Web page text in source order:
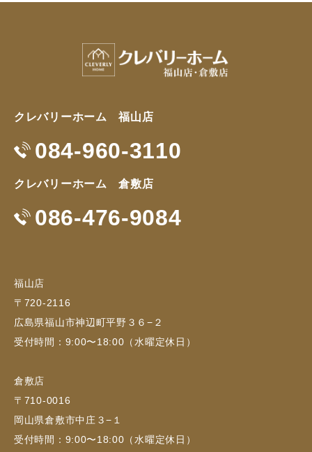
クレバリーホーム 福山店
084-960-3110
クレバリーホーム 倉敷店
086-476-9084
福山店
〒720-2116
広島県福山市神辺町平野３６−２
受付時間：9:00〜18:00（水曜定休日）
倉敷店
〒710-0016
岡山県倉敷市中庄３−１
受付時間：9:00〜18:00（水曜定休日）